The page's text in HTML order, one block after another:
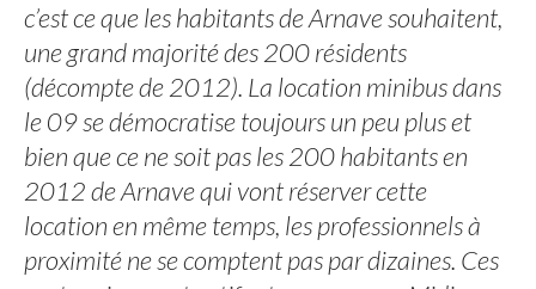
c’est ce que les habitants de Arnave souhaitent,
une grand majorité des 200 résidents
(décompte de 2012). La location minibus dans
le 09 se démocratise toujours un peu plus et
bien que ce ne soit pas les 200 habitants en
2012 de Arnave qui vont réserver cette
location en même temps, les professionnels à
proximité ne se comptent pas par dizaines. Ces